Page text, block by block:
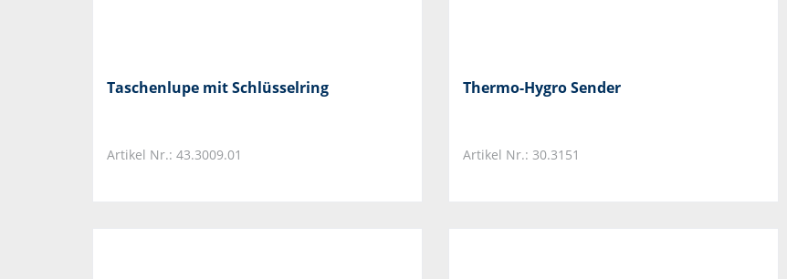
Taschenlupe mit Schlüsselring
Artikel Nr.: 43.3009.01
Thermo-Hygro Sender
Artikel Nr.: 30.3151